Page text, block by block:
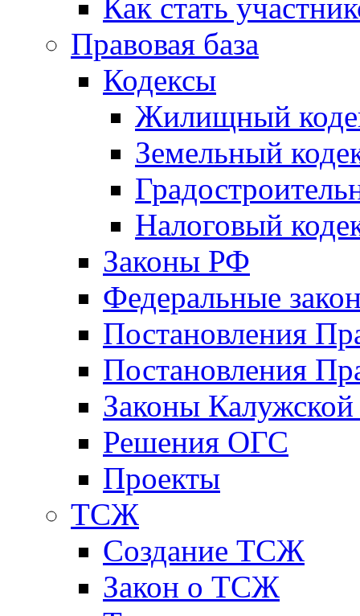
Как стать
Правовая база
Кодексы
Жилищный
Земельный
Налоговый
Законы РФ
Федеральные
Постановления
Постановления
Законы Калужской
Решения ОГС
Проекты
ТСЖ
Создание ТСЖ
Закон о ТСЖ